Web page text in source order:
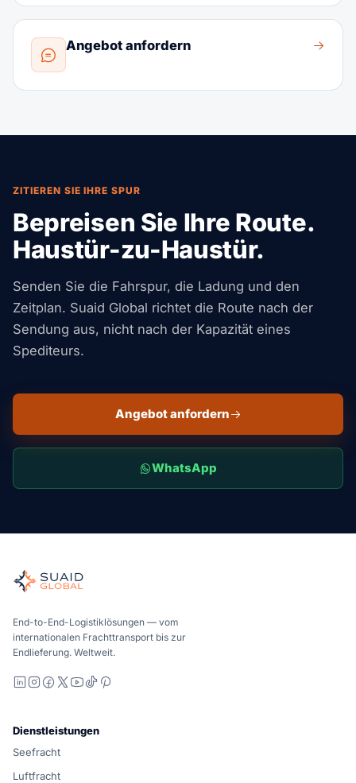
Angebot anfordern
ZITIEREN SIE IHRE SPUR
Bepreisen Sie Ihre Route.
Haustür-zu-Haustür.
Senden Sie die Fahrspur, die Ladung und den
Zeitplan. Suaid Global richtet die Route nach der
Sendung aus, nicht nach der Kapazität eines
Spediteurs.
Angebot anfordern
WhatsApp
Unabhängiger Frachtkoordinator für globale See-, Luft-,
See-, Luft- und Bodentransport – Carrier-neutral
End-to-End-Logistiklösungen — vom
internationalen Frachttransport bis zur
Endlieferung. Weltweit.
LinkedIn
Instagram
Facebook
X YouTube
TikTok
Dienstleistungen
Seefracht
Luftfracht